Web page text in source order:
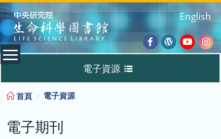
:::
Facebook
Wordpress
English
電子資源
首頁 電子資源
電子期刊